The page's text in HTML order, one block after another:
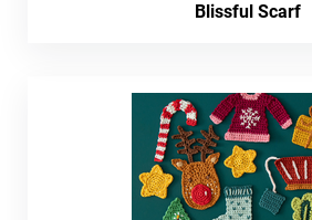
Blissful Scarf